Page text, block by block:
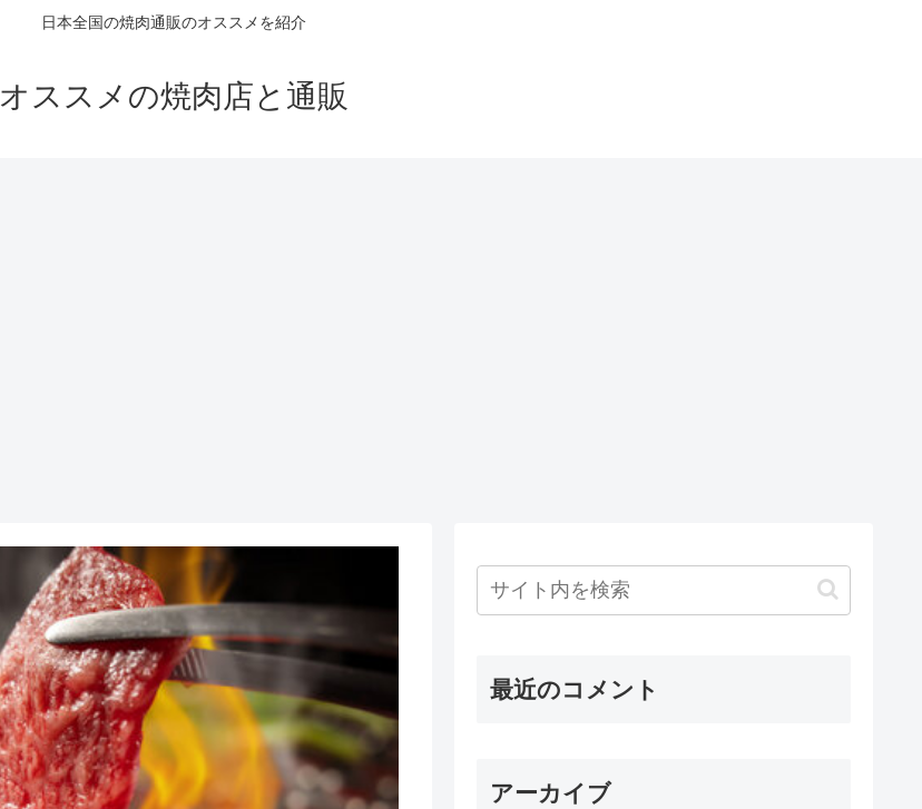
日本全国の焼肉通販のオススメを紹介
オススメの焼肉店と通販
最近のコメント
アーカイブ